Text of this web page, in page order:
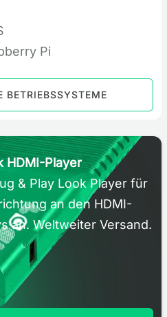
BETRIEBSSYSTEME
HDMI-Player
& Play Look Player für
an den HDMI-
an. Weltweiter Versand.